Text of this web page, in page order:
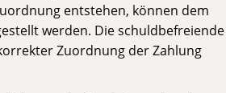
entstehen, können dem
werden. Die schuldbefreiende
Zuordnung der Zahlung